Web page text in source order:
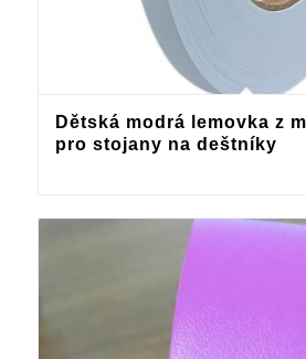
Dětská modrá lemovka z
pro stojany na deštníky